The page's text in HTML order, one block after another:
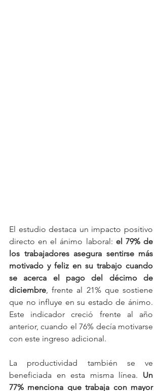
El estudio destaca un impacto positivo
directo en el ánimo laboral: el 79% de
los trabajadores asegura sentirse más
motivado y feliz en su trabajo cuando
se acerca el pago del décimo de
diciembre, frente al 21% que sostiene
que no influye en su estado de ánimo.
Este indicador creció frente al año
anterior, cuando el 76% decía motivarse
con este ingreso adicional.
La productividad también se ve
beneficiada en esta misma línea. Un
77% menciona que trabaja con mayor